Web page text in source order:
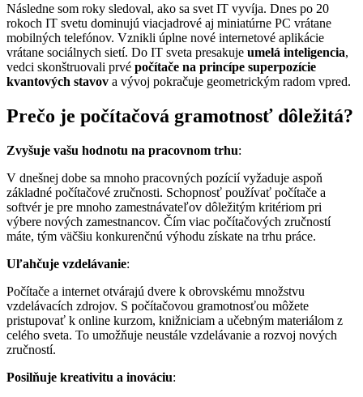
Následne som roky sledoval, ako sa svet IT vyvíja. Dnes po 20
rokoch IT svetu dominujú viacjadrové aj miniatúrne PC vrátane
mobilných telefónov. Vznikli úplne nové internetové aplikácie
vrátane sociálnych sietí. Do IT sveta presakuje umelá inteligencia,
vedci skonštruovali prvé počítače na princípe superpozície
kvantových stavov a vývoj pokračuje geometrickým radom vpred.
Prečo je počítačová gramotnosť dôležitá?
Zvyšuje vašu hodnotu na pracovnom trhu:
V dnešnej dobe sa mnoho pracovných pozícií vyžaduje aspoň
základné počítačové zručnosti. Schopnosť používať počítače a
softvér je pre mnoho zamestnávateľov dôležitým kritériom pri
výbere nových zamestnancov. Čím viac počítačových zručností
máte, tým väčšiu konkurenčnú výhodu získate na trhu práce.
Uľahčuje vzdelávanie:
Počítače a internet otvárajú dvere k obrovskému množstvu
vzdelávacích zdrojov. S počítačovou gramotnosťou môžete
pristupovať k online kurzom, knižniciam a učebným materiálom z
celého sveta. To umožňuje neustále vzdelávanie a rozvoj nových
zručností.
Posilňuje kreativitu a inováciu: